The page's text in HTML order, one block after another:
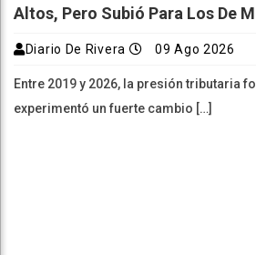
Altos, Pero Subió Para Los De
Diario De Rivera 09 Ago 2026
Entre 2019 y 2026, la presión tributaria
experimentó un fuerte cambio […]